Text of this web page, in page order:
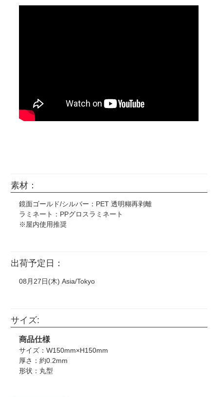
素材：
鏡面ゴールド/シルバー：PET 透明糊再剥離
ラミネート：PPグロスラミネート
※屋内使用推奨
出荷予定日：
08月27日(木) Asia/Tokyo
サイズ:
商品仕様
サイズ：W150mm×H150mm
厚さ：約0.2mm
形状：丸型